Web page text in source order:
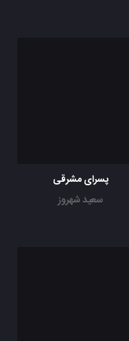
پسرای مشرقی
سعید شهروز